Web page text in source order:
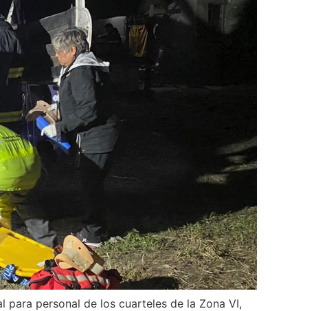
para personal de los cuarteles de la Zona VI,